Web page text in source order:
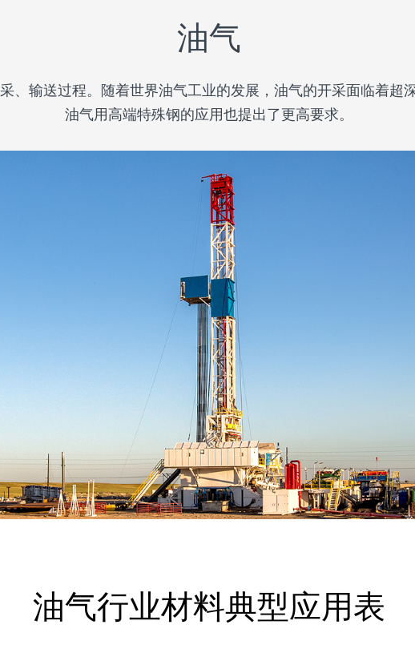
油气
、输送过程。随着世界油气工业的发展，油气的开采面临着超
油气用高端特殊钢的应用也提出了更高要求。
油气行业材料典型应用表